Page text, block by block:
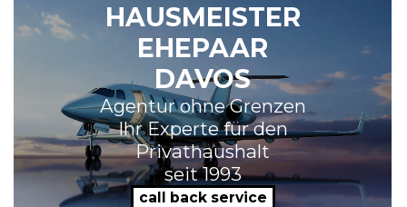
HAUSMEISTER
EHEPAAR
DAVOS
Agentur ohne Grenzen
Ihr Experte für den
Privathaushalt
seit 1993
call back service